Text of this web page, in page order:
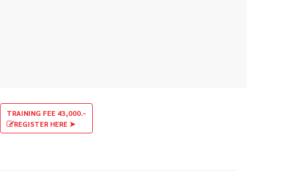
TRAINING FEE 43,000.-
REGISTER HERE ➤